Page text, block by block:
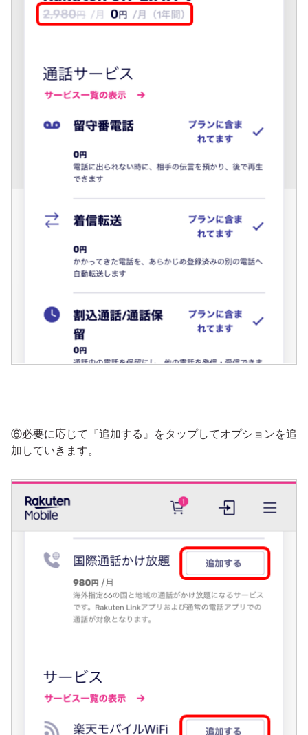
⑥必要に応じて『追加する』をタップしてオプションを追
加していきます。